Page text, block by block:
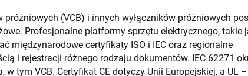
(VCB) i innych wyłączników próżniowych
Profesjonalne platformy sprzętu elektrycznego, takie
międzynarodowe certyfikaty ISO i IEC oraz regionalne
i rejestracji różnego rodzaju dokumentów. IEC 62271
tym VCB. Certyfikat CE dotyczy Unii Europejskiej, a UL –